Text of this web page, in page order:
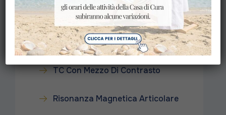
Diagnostica Strumentale
TAC
TC Con Mezzo Di Contrasto
Risonanza Magnetica Articolare